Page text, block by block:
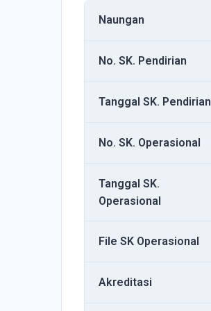
Naungan
No. SK. Pendirian
Tanggal SK. Pendirian
No. SK. Operasional
Tanggal SK.
Operasional
File SK Operasional
Akreditasi